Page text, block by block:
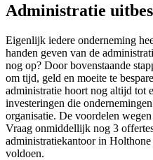
Administratie
Eigenlijk iedere onderneming
handen geven van de
nog op? Door bovenstaande
om tijd, geld en moeite te
administratie hoort nog altijd tot
investeringen die
organisatie. De voordelen
Vraag onmiddellijk nog 3
administratiekantoor in
voldoen.